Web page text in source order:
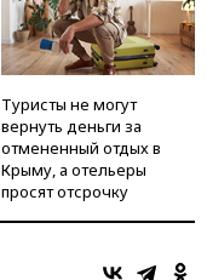
Туристы не могут
вернуть деньги за
отмененный отдых в
Крыму, а отельеры
просят отсрочку